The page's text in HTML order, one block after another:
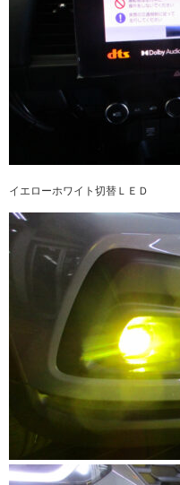
イエローホワイト切替ＬＥＤ